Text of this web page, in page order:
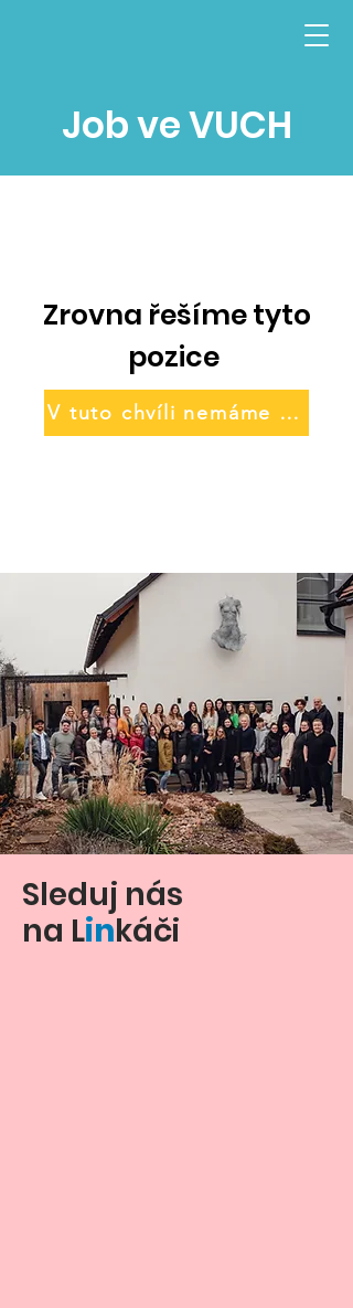
Job ve VUCH
Zrovna řešíme tyto
pozice
V tuto chvíli nemáme volné
Sleduj nás
na Linkáči